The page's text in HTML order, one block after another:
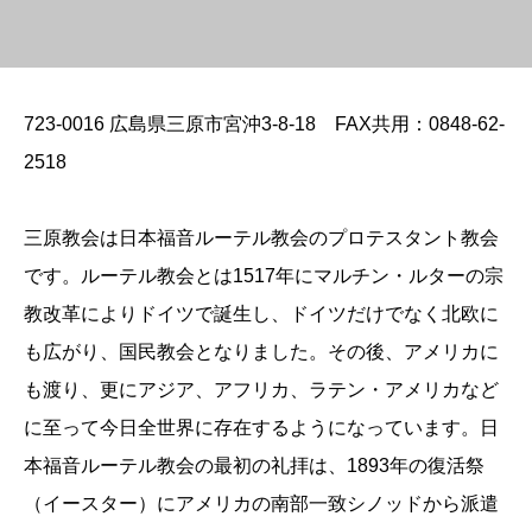
723-0016 広島県三原市宮沖3-8-18 FAX共用：0848-62-
2518
三原教会は日本福音ルーテル教会のプロテスタント教会
です。ルーテル教会とは1517年にマルチン・ルターの宗
教改革によりドイツで誕生し、ドイツだけでなく北欧に
も広がり、国民教会となりました。その後、アメリカに
も渡り、更にアジア、アフリカ、ラテン・アメリカなど
に至って今日全世界に存在するようになっています。日
本福音ルーテル教会の最初の礼拝は、1893年の復活祭
（イースター）にアメリカの南部一致シノッドから派遣